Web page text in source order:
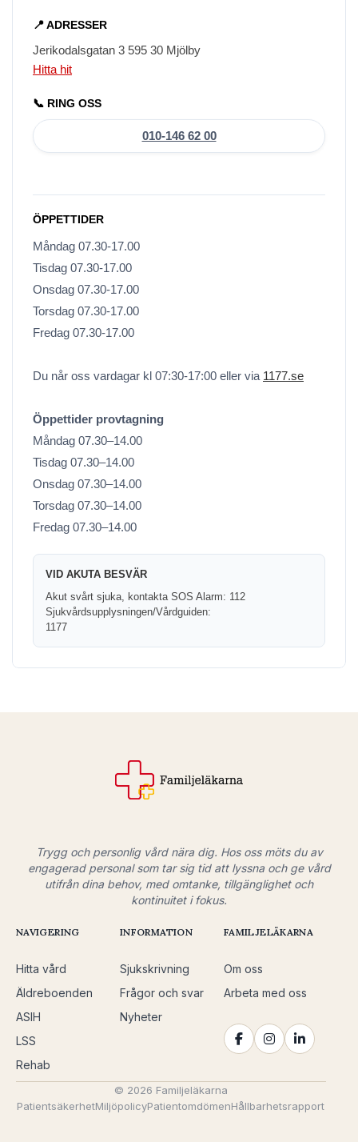
📍 ADRESSER
Jerikodalsgatan 3 595 30 Mjölby
Hitta hit
📞 RING OSS
010-146 62 00
ÖPPETTIDER
Måndag 07.30-17.00
Tisdag 07.30-17.00
Onsdag 07.30-17.00
Torsdag 07.30-17.00
Fredag 07.30-17.00
Du når oss vardagar kl 07:30-17:00 eller via 1177.se
Öppettider provtagning
Måndag 07.30–14.00
Tisdag 07.30–14.00
Onsdag 07.30–14.00
Torsdag 07.30–14.00
Fredag 07.30–14.00
VID AKUTA BESVÄR
Akut svårt sjuka, kontakta SOS Alarm: 112
Sjukvårdsupplysningen/Vårdguiden:
1177
Trygg och personlig vård nära dig. Hos oss möts du av
engagerad personal som tar sig tid att lyssna och ge vård
utifrån dina behov, med omtanke, tillgänglighet och
kontinuitet i fokus.
NAVIGERING
Hitta vård
Äldreboenden
ASIH
LSS
Rehab
INFORMATION
Sjukskrivning
Frågor och svar
Nyheter
FAMILJELÄKARNA
Om oss
Arbeta med oss
© 2026 Familjeläkarna
PatientsäkerhetMiljöpolicyPatientomdömenHållbarhetsrapport